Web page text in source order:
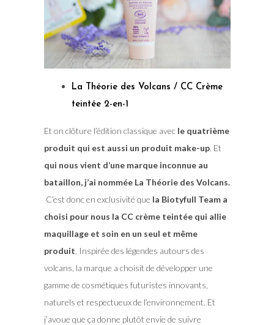
La Théorie des Volcans / CC Crème
teintée 2-en-1
Et on clôture l’édition classique avecle quatrième
produit qui est aussi un produit make-up. Et
qui nous vient d’une marque inconnue au
bataillon, j’ai nommée La Théorie des Volcans.
C’est donc en exclusivité que la Biotyfull Team a
choisi pour nous la CC crème teintée qui allie
maquillage et soin en un seul et même
produit. Inspirée des légendes autours des
volcans, la marque a choisit de développer une
gamme de cosmétiques futuristes innovants,
naturels et respectueux de l’environnement. Et
j’avoue que ça donne plutôt envie de suivre